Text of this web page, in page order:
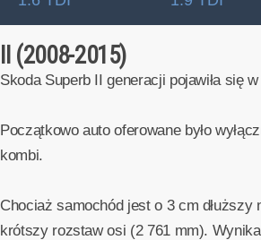
II (2008-2015)
Skoda Superb II generacji pojawiła się
Początkowo auto oferowane było
kombi.
Chociaż samochód jest o 3 cm dłuższy
krótszy rozstaw osi (2 761 mm).